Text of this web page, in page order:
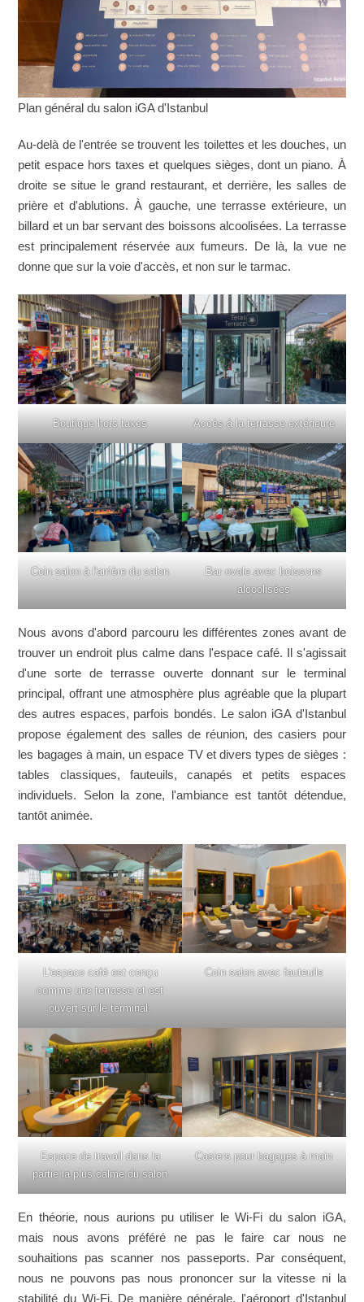
Plan général du salon iGA d'Istanbul
Au-delà de l'entrée se trouvent les toilettes et les douches, un
petit espace hors taxes et quelques sièges, dont un piano. À
droite se situe le grand restaurant, et derrière, les salles de
prière et d'ablutions. À gauche, une terrasse extérieure, un
billard et un bar servant des boissons alcoolisées. La terrasse
est principalement réservée aux fumeurs. De là, la vue ne
donne que sur la voie d'accès, et non sur le tarmac.
Boutique hors taxes Accès à la terrasse extérieure
Coin salon à l'arrière du salon
Bar ovale avec boissons
alcoolisées
Nous avons d'abord parcouru les différentes zones avant de
trouver un endroit plus calme dans l'espace café. Il s'agissait
d'une sorte de terrasse ouverte donnant sur le terminal
principal, offrant une atmosphère plus agréable que la plupart
des autres espaces, parfois bondés. Le salon iGA d'Istanbul
propose également des salles de réunion, des casiers pour
les bagages à main, un espace TV et divers types de sièges :
tables classiques, fauteuils, canapés et petits espaces
individuels. Selon la zone, l'ambiance est tantôt détendue,
tantôt animée.
L'espace café est conçu
comme une terrasse et est
ouvert sur le terminal.
Coin salon avec fauteuils
Espace de travail dans la
partie la plus calme du salon
Casiers pour bagages à main
En théorie, nous aurions pu utiliser le Wi-Fi du salon iGA,
mais nous avons préféré ne pas le faire car nous ne
souhaitions pas scanner nos passeports. Par conséquent,
nous ne pouvons pas nous prononcer sur la vitesse ni la
stabilité du Wi-Fi. De manière générale, l'aéroport d'Istanbul